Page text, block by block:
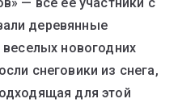
деревянные
новогодних
снеговики из снега,
для этой